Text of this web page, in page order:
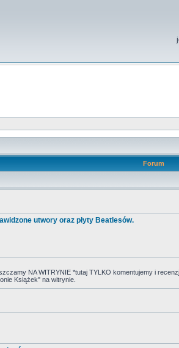
Forum
utwory oraz płyty Beatlesów.
NA WITRYNIE *tutaj TYLKO komentujemy i
Książek" na witrynie.